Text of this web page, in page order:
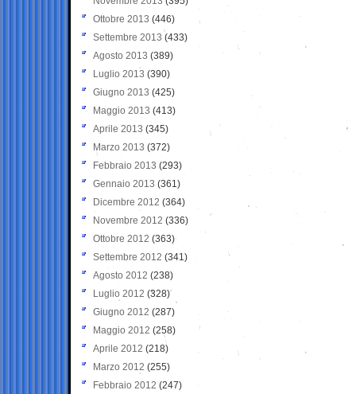
Ottobre 2013 (446)
Settembre 2013 (433)
Agosto 2013 (389)
Luglio 2013 (390)
Giugno 2013 (425)
Maggio 2013 (413)
Aprile 2013 (345)
Marzo 2013 (372)
Febbraio 2013 (293)
Gennaio 2013 (361)
Dicembre 2012 (364)
Novembre 2012 (336)
Ottobre 2012 (363)
Settembre 2012 (341)
Agosto 2012 (238)
Luglio 2012 (328)
Giugno 2012 (287)
Maggio 2012 (258)
Aprile 2012 (218)
Marzo 2012 (255)
Febbraio 2012 (247)